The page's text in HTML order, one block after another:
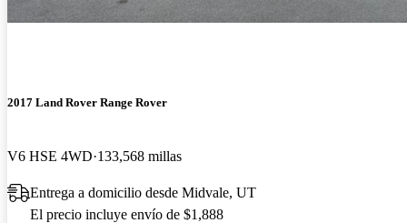
2017 Land Rover Range Rover
V6 HSE 4WD 133,568 millas
Entrega a domicilio desde Midvale, UT
El precio incluye envío de $1,888